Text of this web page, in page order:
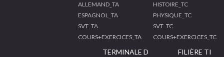
ALLEMAND_TA
ESPAGNOL_TA
SVT_TA
COURS+EXERCICES_TA
HISTOIRE_TC
PHYSIQUE_TC
SVT_TC
COURS+EXERCICES_TC
TERMINALE D FILIÈRE TI